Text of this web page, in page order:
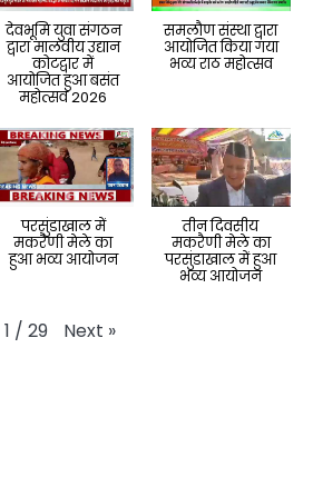
देवभूमि युवा संगठन
द्वारा मालवीय उद्यान
कोटद्वार में
आयोजित हुआ बसंत
महोत्सव 2026
समलौण संस्था द्वारा
आयोजित किया गया
भव्य राठ महोत्सव
परसुंडाखाल में
मकरैणी मेले का
हुआ भव्य आयोजन
तीन दिवसीय
मकरैणी मेले का
परसुंडाखाल में हुआ
भव्य आयोजन
1 / 29 Next »